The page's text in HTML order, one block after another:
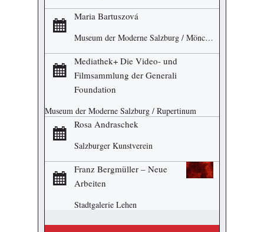
Maria Bartuszová
Museum der Moderne Salzburg / Mönchsberg
Mediathek+ Die Video- und
Filmsammlung der Generali
Foundation
Museum der Moderne Salzburg / Rupertinum
Rosa Andraschek
Salzburger Kunstverein
Franz Bergmüller – Neue
Arbeiten
Stadtgalerie Lehen